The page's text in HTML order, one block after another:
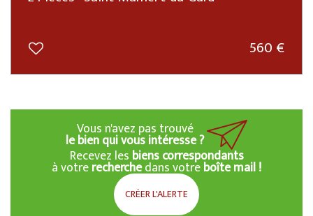
560 €
Vous n'avez pas trouvé
le bien qui vous intéresse ?
Recevez les biens correspondants
à votrerecherchedans votreboîte mail !
CRÉER L'ALERTE